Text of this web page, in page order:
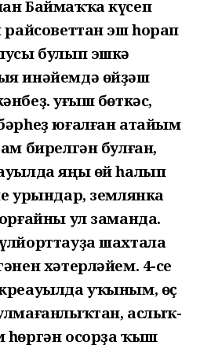
Баймаҡҡа күсеп
райсоветтан эш һорап
булып эшкә
инәйемдә өйҙәш
Һуғыш бөткәс,
юғалған атайым
бирелгән булған,
яңы өй һалып
урындар, землянка
ул заманда.
шахтала
хәтерләйем. 4-се
уҡыным, өҫ
аслыҡ-
һөргән осорҙа ҡыш